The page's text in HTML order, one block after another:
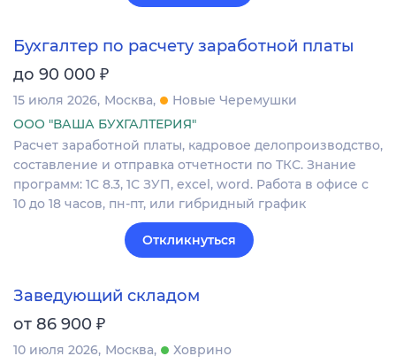
Бухгалтер по расчету заработной платы
до 90 000 ₽
15 июля 2026 Москва
Новые Черемушки
ООО "ВАША БУХГАЛТЕРИЯ"
Расчет заработной платы, кадровое делопроизводство,
составление и отправка отчетности по ТКС. Знание
программ: 1С 8.3, 1С ЗУП, excel, word. Работа в офисе с
10 до 18 часов, пн-пт, или гибридный график
Откликнуться
Заведующий складом
от 86 900 ₽
10 июля 2026 Москва
Ховрино